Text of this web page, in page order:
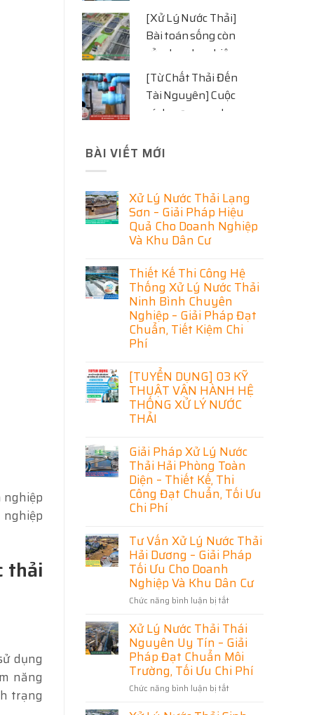
nghiệp
nghiệp
thải
dụng
năng
trạng
Giải Pháp Bảo Vệ
Môi Trường Và Phát
Triển Bền Vững
[Xử Lý Nước Thải]
Bài toán sống còn
của doanh nghiệp
hiện đại
[Từ Chất Thải Đến
Tài Nguyên] Cuộc
cách mạng xanh
lý nước thải
BÀI VIẾT MỚI
Xử Lý Nước Thải Lạng
Sơn – Giải Pháp Hiệu
Quả Cho Doanh Nghiệp
Và Khu Dân Cư
có
bình
luận
ở
Xử
Lý
Nước
Thải
Lạng
Giải
Pháp
Hiệu
Quả
Cho
Doanh
Khu
Dân
Cư
Thiết Kế Thi Công Hệ
Thống Xử Lý Nước Thải
Ninh Bình Chuyên
Nghiệp – Giải Pháp Đạt
Chuẩn, Tiết Kiệm Chi
Phí
có
bình
luận
ở
Thiết
Kế
Hệ
Thống
Xử
Lý
Nước
Thải
Ninh
Nghiệp
–
Giải
Pháp
Đạt
Chuẩn,
Tiết
Kiệm
Phí
[TUYỂN DỤNG] 03 KỸ
THUẬT VẬN HÀNH HỆ
THỐNG XỬ LÝ NƯỚC
THẢI
có
bình
luận
ở
[TUYỂN
DỤNG]
03
KỸ
HÀNH
HỆ
THỐNG
XỬ
LÝ
NƯỚC
THẢI
Giải Pháp Xử Lý Nước
Thải Hải Phòng Toàn
Diện – Thiết Kế, Thi
Công Đạt Chuẩn, Tối Ưu
Chi Phí
có
bình
luận
ở
Giải
Pháp
Xử
Lý
Thải
Hải
Phòng
Toàn
Diện
–
Kế,
Công
Tư Vấn Xử Lý Nước Thải
Hải Dương – Giải Pháp
Tối Ưu Cho Doanh
Nghiệp Và Khu Dân Cư
Chức năng bình luận bị tắt
Vấn
Xử
Lý
Nước
Thải
Xử Lý Nước Thải Thái
Nguyên Uy Tín – Giải
Pháp Đạt Chuẩn Môi
Trường, Tối Ưu Chi Phí
Chức năng bình luận bị tắt